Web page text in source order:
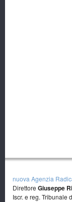
nuova Agenzia
Direttore Giuseppe
Iscr. e reg.